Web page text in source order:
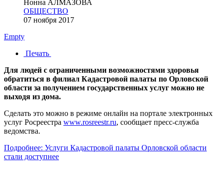
Нонна АЛМАЗОВА
ОБЩЕСТВО
07 ноября 2017
Empty
Печать
Для людей с ограниченными возможностями здоровья
обратиться в филиал Кадастровой палаты по Орловской
области за получением государственных услуг можно не
выходя из дома.
Сделать это можно в режиме онлайн на портале электронных
услуг Росреестра www.rosreestr.ru, сообщает пресс-служба
ведомства.
Подробнее: Услуги Кадастровой палаты Орловской области
стали доступнее